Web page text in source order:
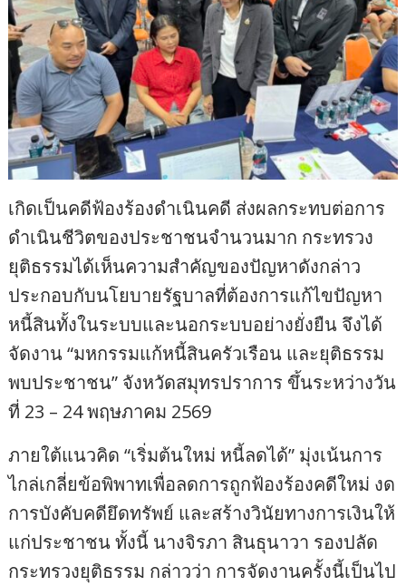
เกิดเป็นคดีฟ้องร้องดำเนินคดี ส่งผลกระทบต่อการ
ดำเนินชีวิตของประชาชนจำนวนมาก กระทรวง
ยุติธรรมได้เห็นความสำคัญของปัญหาดังกล่าว
ประกอบกับนโยบายรัฐบาลที่ต้องการแก้ไขปัญหา
หนี้สินทั้งในระบบและนอกระบบอย่างยั่งยืน จึงได้
จัดงาน “มหกรรมแก้หนี้สินครัวเรือน และยุติธรรม
พบประชาชน” จังหวัดสมุทรปราการ ขึ้นระหว่างวัน
ที่ 23 – 24 พฤษภาคม 2569
ภายใต้แนวคิด “เริ่มต้นใหม่ หนี้ลดได้” มุ่งเน้นการ
ไกล่เกลี่ยข้อพิพาทเพื่อลดการถูกฟ้องร้องคดีใหม่ งด
การบังคับคดียึดทรัพย์ และสร้างวินัยทางการเงินให้
แก่ประชาชน ทั้งนี้ นางจิรภา สินธุนาวา รองปลัด
กระทรวงยุติธรรม กล่าวว่า การจัดงานครั้งนี้เป็นไป